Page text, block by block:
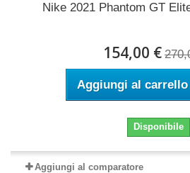
Nike 2021 Phantom GT
154,00 €
Aggiungi al carrello
Disponibile
Aggiungi al comparatore